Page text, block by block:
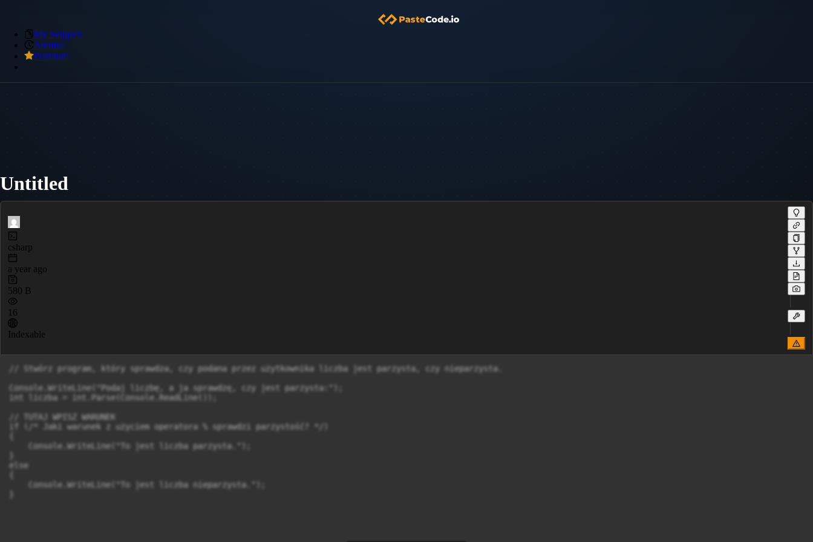
My Snippets
Archive
Premium
Untitled
csharp
a year ago
580 B
16
Indexable
// Stwórz program, który sprawdza, czy podana przez użytkownika liczba jest parzysta, czy nieparzysta.
Console.WriteLine("Podaj liczbę, a ja sprawdzę, czy jest parzysta:");
int liczba = int.Parse(Console.ReadLine());
// TUTAJ WPISZ WARUNEK
if (/* Jaki warunek z użyciem operatora % sprawdzi parzystość? */)
    Console.WriteLine("To jest liczba parzysta.");
else
    Console.WriteLine("To jest liczba nieparzysta.");